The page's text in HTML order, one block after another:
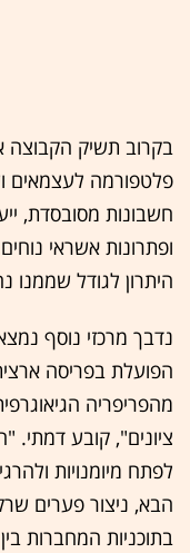
פלטפורמה לעצמאים
חשבונות מסובסדת,
ופתרונות אשראי
היתרון לגודל שממנו
נדבך מרכזי נוסף
הפועלת בפריסה
מהפריפריה
ציונים", קובע דמתי.
לפתח מיומנויות
הבא, ניצור פערים
בתוכניות המחברות